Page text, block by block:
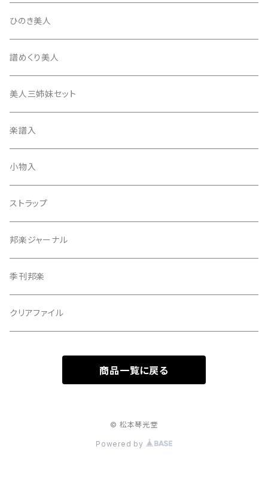
13絃用琴台（高）
消音フェルト
三角撥入（ファスナー式）
長唄・民謡撥
地唄撥
撥さや
撥滑り止めゴム
ひざゴム・胴ゴム・おひざもと
天神袋
天神巾着
指すり
つぼシール
撥皮・撥皮のり
胴板
ひのき美人
譜めくり美人
美人三姉妹セット
楽譜入
小物入
ストラップ
邦楽ジャーナル
季刊邦楽
クリアファイル
商品一覧に戻る
© 松本琴光堂
Powered by